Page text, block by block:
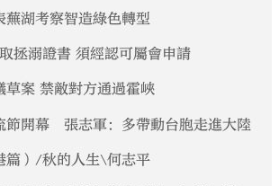
蕪湖考察智造綠色轉型
拯溺證書 須經認可屬會申請
草案 禁敵對方通過霍峽
節開幕 張志軍：多帶動台胞走進大陸
篇）/秋的人生\何志平